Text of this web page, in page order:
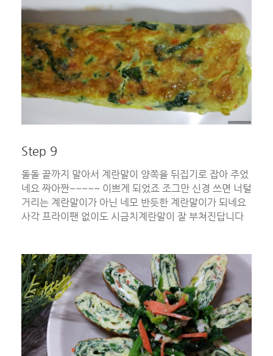
Step 9
돌돌 끝까지 말아서 계란말이 양쪽을 뒤집기로 잡아 주었
네요 짜아짠~~~~~ 이쁘게 되었죠 조그만 신경 쓰면 너털
거리는 계란말이가 아닌 네모 반듯한 계란말이가 되네요
사각 프라이팬 없이도 시금치계란말이 잘 부쳐진답니다